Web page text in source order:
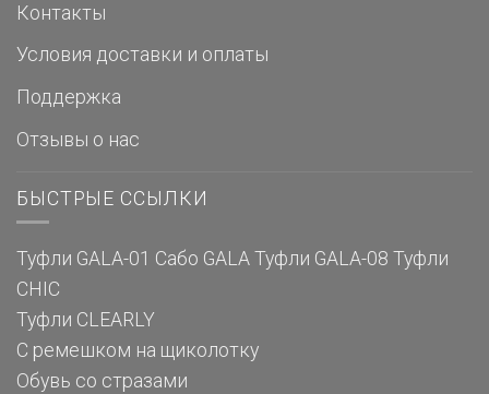
Контакты
Условия доставки и оплаты
Поддержка
Отзывы о нас
БЫСТРЫЕ ССЫЛКИ
Туфли GALA-01 Сабо GALA Туфли GALA-08 Туфли
CHIC
Туфли CLEARLY
С ремешком на щиколотку
Обувь со стразами